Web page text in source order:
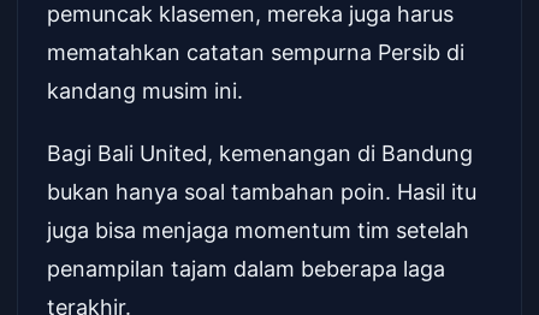
pemuncak klasemen, mereka juga harus
mematahkan catatan sempurna Persib di
kandang musim ini.
Bagi Bali United, kemenangan di Bandung
bukan hanya soal tambahan poin. Hasil itu
juga bisa menjaga momentum tim setelah
penampilan tajam dalam beberapa laga
terakhir.